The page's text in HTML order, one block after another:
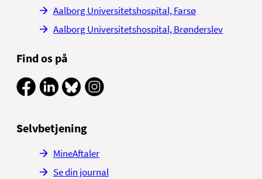
Aalborg Universitetshospital, Farsø
Aalborg Universitetshospital, Brønderslev
Find os på
Selvbetjening
MineAftaler
Se din journal